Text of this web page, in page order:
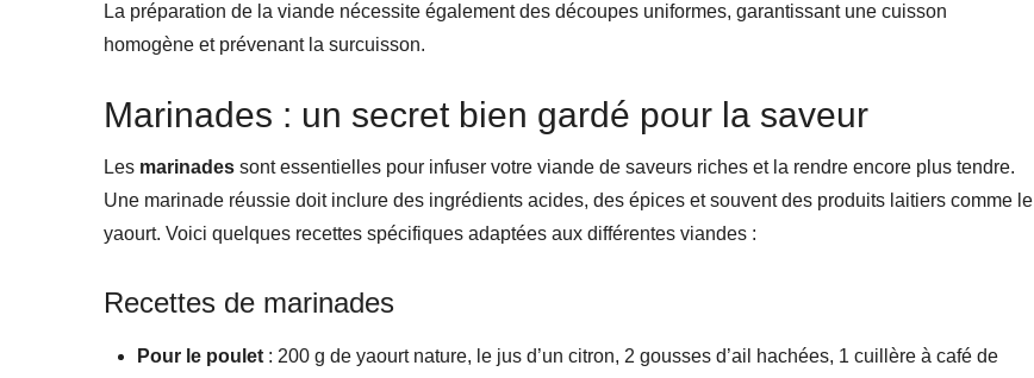
La préparation de la viande nécessite également des découpes uniformes, garantissant une cuisson
homogène et prévenant la surcuisson.
Marinades : un secret bien gardé pour la saveur
Les marinades sont essentielles pour infuser votre viande de saveurs riches et la rendre encore plus tendre.
Une marinade réussie doit inclure des ingrédients acides, des épices et souvent des produits laitiers comme le
yaourt. Voici quelques recettes spécifiques adaptées aux différentes viandes :
Recettes de marinades
Pour le poulet : 200 g de yaourt nature, le jus d’un citron, 2 gousses d’ail hachées, 1 cuillère à café de